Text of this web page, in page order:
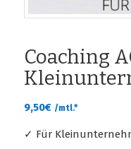
Coaching
9,50€ /mtl.*
✓ Für